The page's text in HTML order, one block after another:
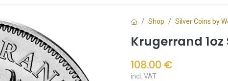
Shop Silver Coins by
Krugerrand 1oz
108.00 €
incl. VAT